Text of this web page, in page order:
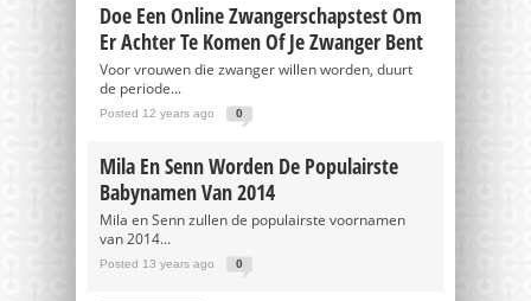
Doe Een Online Zwangerschapstest Om
Er Achter Te Komen Of Je Zwanger Bent
Voor vrouwen die zwanger willen worden, duurt
de periode...
Posted 12 years ago 0
Mila En Senn Worden De Populairste
Babynamen Van 2014
Mila en Senn zullen de populairste voornamen
van 2014...
Posted 13 years ago 0